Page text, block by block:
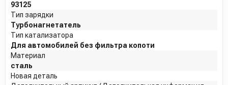
93125
Тип зарядки
Турбонагнетатель
Тип катализатора
Для автомобилей без фильтра копоти
Материал
сталь
Новая деталь